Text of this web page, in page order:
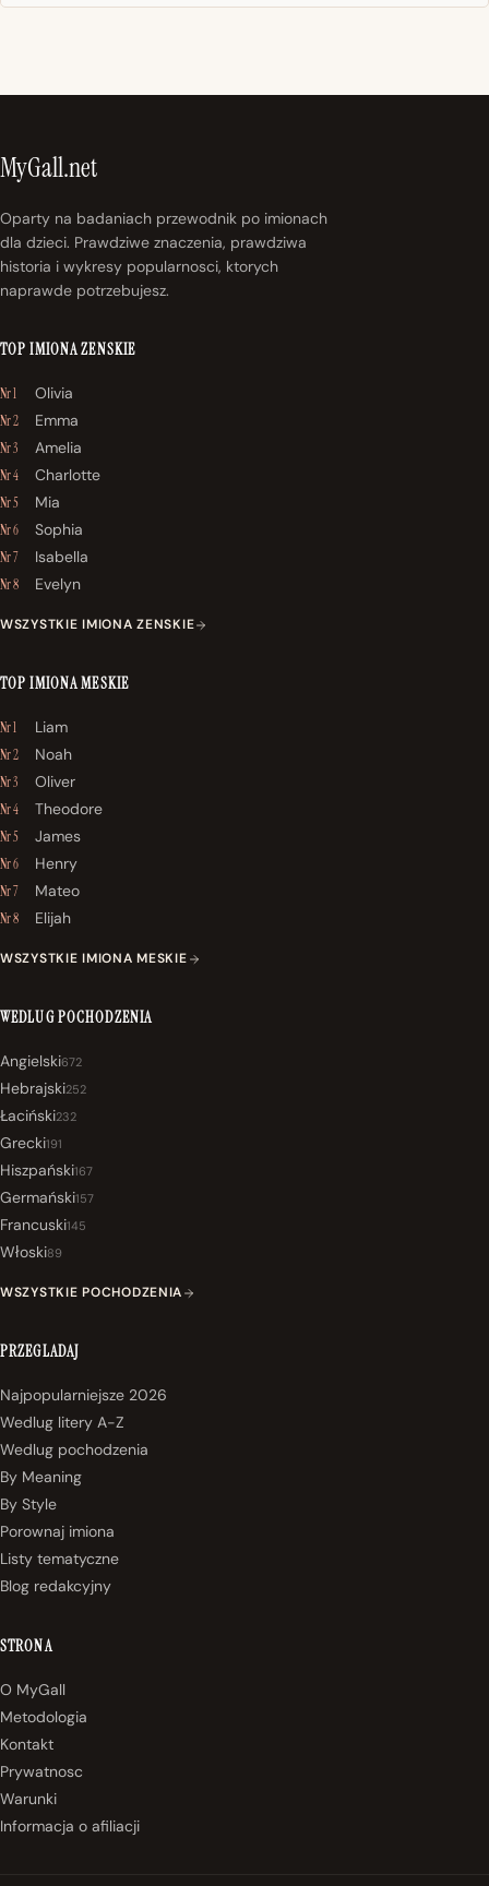
MyGall.net
Oparty na badaniach przewodnik po imionach
dla dzieci. Prawdziwe znaczenia, prawdziwa
historia i wykresy popularnosci, ktorych
naprawde potrzebujesz.
TOP IMIONA ZENSKIE
Nr 1 Olivia
Nr 2 Emma
Nr 3 Amelia
Nr 4 Charlotte
Nr 5 Mia
Nr 6 Sophia
Nr 7 Isabella
Nr 8 Evelyn
WSZYSTKIE IMIONA ZENSKIE
TOP IMIONA MESKIE
Nr 1 Liam
Nr 2 Noah
Nr 3 Oliver
Nr 4 Theodore
Nr 5 James
Nr 6 Henry
Nr 7 Mateo
Nr 8 Elijah
WSZYSTKIE IMIONA MESKIE
WEDLUG POCHODZENIA
Angielski672
Hebrajski252
Łaciński232
Grecki191
Hiszpański167
Germański157
Francuski145
Włoski89
WSZYSTKIE POCHODZENIA
PRZEGLADAJ
Najpopularniejsze 2026
Wedlug litery A-Z
Wedlug pochodzenia
By Meaning
By Style
Porownaj imiona
Listy tematyczne
Blog redakcyjny
STRONA
O MyGall
Metodologia
Kontakt
Prywatnosc
Warunki
Informacja o afiliacji